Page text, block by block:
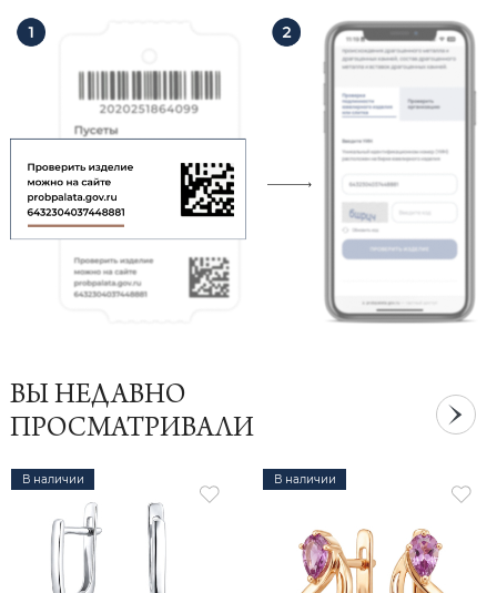
ВЫ НЕДАВНО
ПРОСМАТРИВАЛИ
В наличии В наличии